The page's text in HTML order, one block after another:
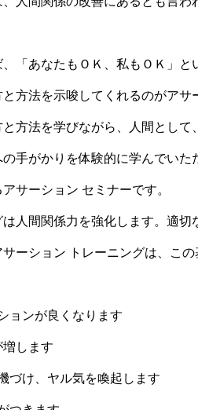
「あなたもＯＫ、私もＯＫ」
方法を示唆してくれるのがア
方法を学びながら、人間とし
手がかりを体験的に学んでい
サーション セミナーです。
人間関係力を強化します。適
ーション トレーニングは、この
ョンが良くなります
増します
づけ、ヤル気を喚起します